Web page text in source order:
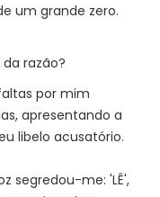
um grande zero.
razão?
por mim
apresentando a
libelo acusatório.
segredou-me: 'LÊ',